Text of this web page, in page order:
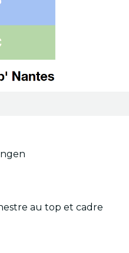
au top et cadre